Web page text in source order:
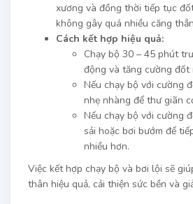
xương và đồng thời tiếp tục
không gây quá nhiều căng
Cách kết hợp hiệu quả:
Chạy bộ 30 – 45 phút
động và tăng cường đốt
Nếu chạy bộ với cường
nhẹ nhàng để thư giãn
Nếu chạy bộ với cường
sải hoặc bơi bướm để
nhiều hơn.
Việc kết hợp chạy bộ và bơi lội sẽ
thân hiệu quả, cải thiện sức bền và